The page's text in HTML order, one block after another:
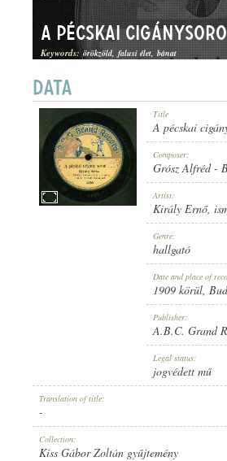
HALLGATÓ
A.B.C. GRAND RECORD
A pécskai
Keywords: örökzöld falusi élet bánat
Title
A pécskai
Composer:
Grósz Alfréd-
Artist:
Király Ernő,
Genre:
hallgató
Date and place of
1909 körül,
Publisher:
A.B.C. Grand
Legal status:
jogvédett mű
Translation of title:
-
Collection:
Kiss Gábor Zoltán gyűjtemény